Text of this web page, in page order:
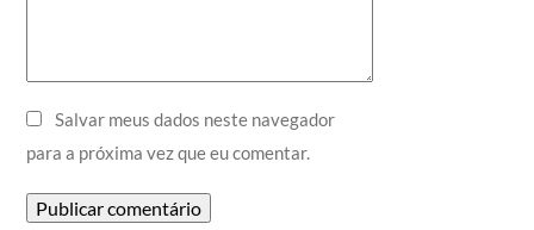
Salvar meus dados neste navegador
para a próxima vez que eu comentar.